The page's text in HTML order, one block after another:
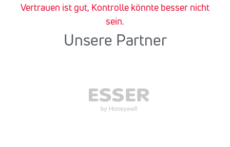
Vertrauen ist gut, Kontrolle könnte besser nicht
sein.
Unsere Partner